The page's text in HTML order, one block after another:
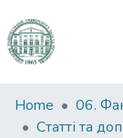
Communities
&
Home
Статті та